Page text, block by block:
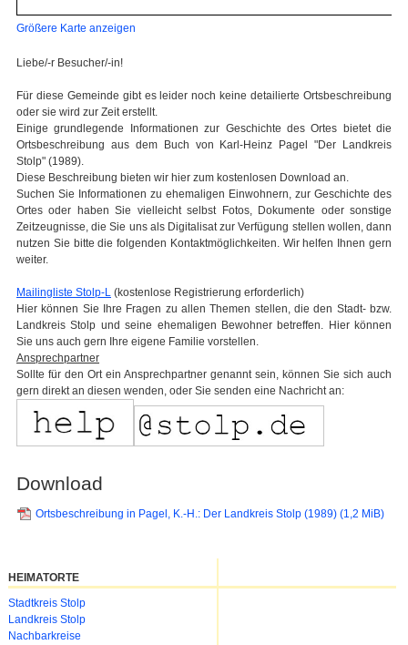
Größere Karte anzeigen
Liebe/-r Besucher/-in!
Für diese Gemeinde gibt es leider noch keine detailierte Ortsbeschreibung
oder sie wird zur Zeit erstellt.
Einige grundlegende Informationen zur Geschichte des Ortes bietet die
Ortsbeschreibung aus dem Buch von Karl-Heinz Pagel "Der Landkreis
Stolp" (1989).
Diese Beschreibung bieten wir hier zum kostenlosen Download an.
Suchen Sie Informationen zu ehemaligen Einwohnern, zur Geschichte des
Ortes oder haben Sie vielleicht selbst Fotos, Dokumente oder sonstige
Zeitzeugnisse, die Sie uns als Digitalisat zur Verfügung stellen wollen, dann
nutzen Sie bitte die folgenden Kontaktmöglichkeiten. Wir helfen Ihnen gern
weiter.
Mailingliste Stolp-L (kostenlose Registrierung erforderlich)
Hier können Sie Ihre Fragen zu allen Themen stellen, die den Stadt- bzw.
Landkreis Stolp und seine ehemaligen Bewohner betreffen. Hier können
Sie uns auch gern Ihre eigene Familie vorstellen.
Ansprechpartner
Sollte für den Ort ein Ansprechpartner genannt sein, können Sie sich auch
gern direkt an diesen wenden, oder Sie senden eine Nachricht an:
Download
Ortsbeschreibung in Pagel, K.-H.: Der Landkreis Stolp (1989) (1,2 MiB)
HEIMATORTE
Navigation
überspringen
Stadtkreis Stolp
Landkreis Stolp
Nachbarkreise